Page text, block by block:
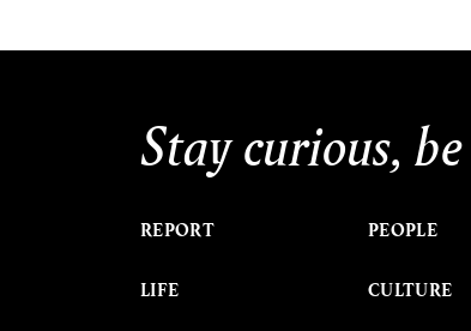
Stay curious,
REPORT
LIFE
PEOPLE
CULTURE